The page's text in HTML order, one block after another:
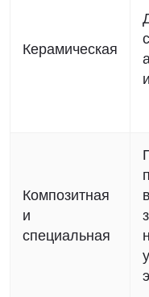
Керамическая
Композитная
и
специальная